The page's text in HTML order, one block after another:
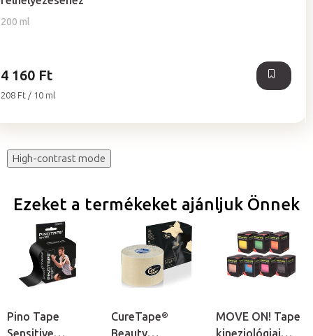
200 ml
értékelése
5-
4 160 Ft
Egységár:
208 Ft / 10 ml
High-contrast mode
Ezeket a termékeket ajánljuk Önnek
Pino Tape
CureTape®
MOVE ON! Tape